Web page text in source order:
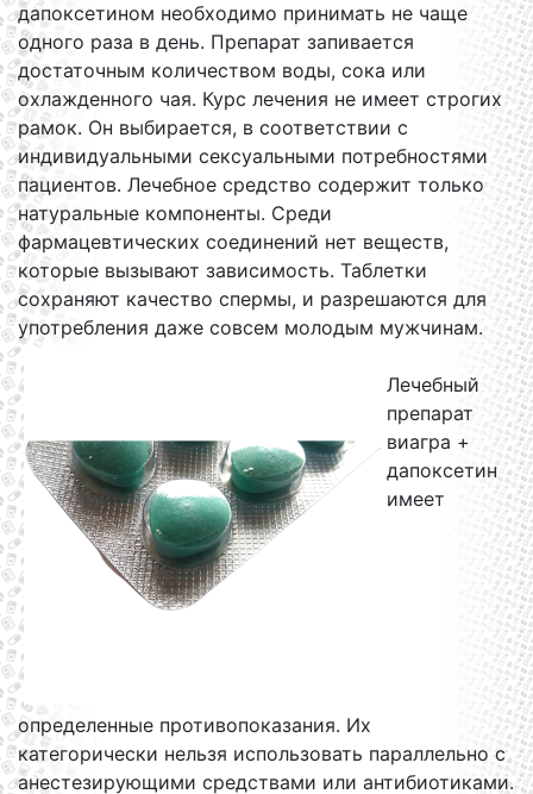
дапоксетином необходимо принимать не чаще
одного раза в день. Препарат запивается
достаточным количеством воды, сока или
охлажденного чая. Курс лечения не имеет строгих
рамок. Он выбирается, в соответствии с
индивидуальными сексуальными потребностями
пациентов. Лечебное средство содержит только
натуральные компоненты. Среди
фармацевтических соединений нет веществ,
которые вызывают зависимость. Таблетки
сохраняют качество спермы, и разрешаются для
употребления даже совсем молодым мужчинам.
Лечебный
препарат
виагра +
дапоксетин
имеет
определенные противопоказания. Их
категорически нельзя использовать параллельно с
анестезирующими средствами или антибиотиками.